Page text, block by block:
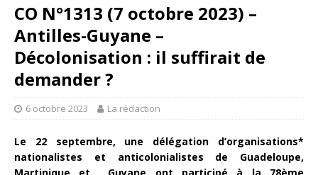
CO N°1313 (7 octobre 2023) –
Antilles-Guyane –
Décolonisation : il suffirait de
demander ?
6 octobre 2023 La rédaction
Le 22 septembre, une délégation d’organisations*
nationalistes et anticolonialistes de Guadeloupe,